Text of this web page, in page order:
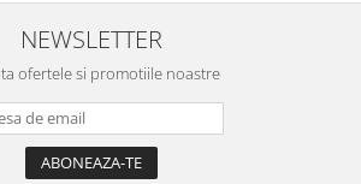
NEWSLETTER
ofertele si promotiile noastre